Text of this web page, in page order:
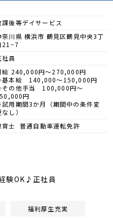
課後等デイサービス
奈川県 横浜市 鶴見区鶴見中央3丁
21−7
社員
給 240,000円～270,000円
本給 140,000～150,000円
の他手当 100,000円～
円
用期間3か月（期間中の条件変
なし）
育士 普通自動車運転免許
験OK♪正社員
福利厚生充実